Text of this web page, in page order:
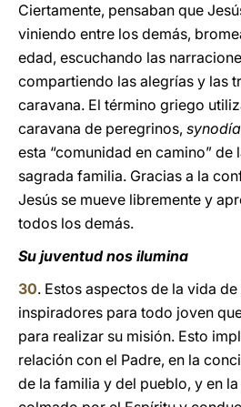
Ciertamente, pensaban que
viniendo entre los demás,
edad, escuchando las
compartiendo las alegrías y las
caravana. El término griego
caravana de peregrinos, synodía
esta “comunidad en camino” de
sagrada familia. Gracias a la
Jesús se mueve libremente y
todos los demás.
Su juventud nos ilumina
30. Estos aspectos de la vida
inspiradores para todo joven
para realizar su misión. Esto
relación con el Padre, en la
de la familia y del pueblo, y en